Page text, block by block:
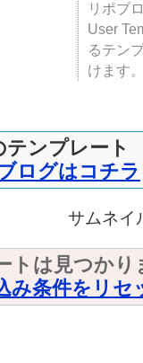
リポブ
User
るテン
けます
テンプレート
ログはコチラ
サムネイ
トは見つかり
み条件をリセ